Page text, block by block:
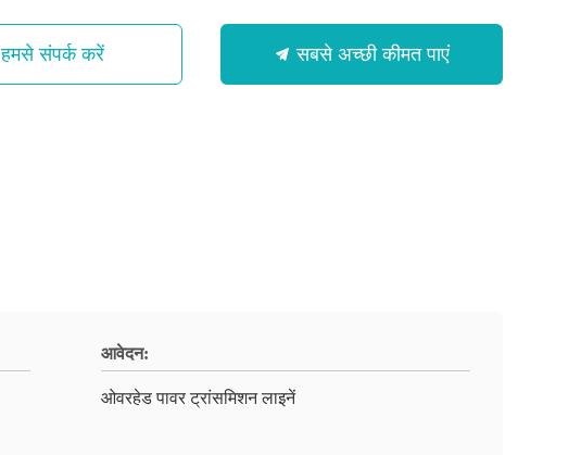
हमसे संपर्क करें सबसे अच्छी कीमत पाएं
आवेदन:
ओवरहेड पावर ट्रांसमिशन लाइनें